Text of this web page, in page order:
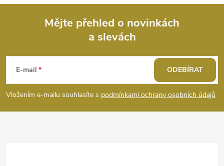
p
a
Mějte přehled o novinkách
a slevách
E-mail
Vložením e-mailu souhlasíte s podmínkami ochrany osobních údajů
ODEBÍRAT